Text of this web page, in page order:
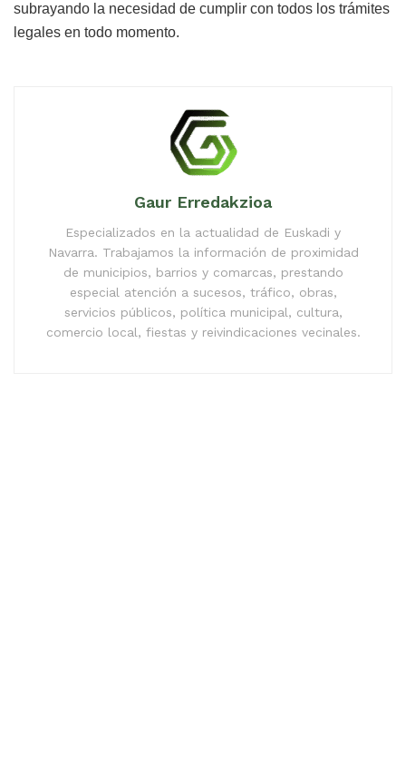
subrayando la necesidad de cumplir con todos los trámites
legales en todo momento.
Gaur Erredakzioa
Especializados en la actualidad de Euskadi y
Navarra. Trabajamos la información de proximidad
de municipios, barrios y comarcas, prestando
especial atención a sucesos, tráfico, obras,
servicios públicos, política municipal, cultura,
comercio local, fiestas y reivindicaciones vecinales.